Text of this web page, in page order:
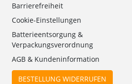
Barrierefreiheit
Cookie-Einstellungen
Batterieentsorgung &
Verpackungsverordnung
AGB & Kundeninformation
BESTELLUNG WIDERRUFEN